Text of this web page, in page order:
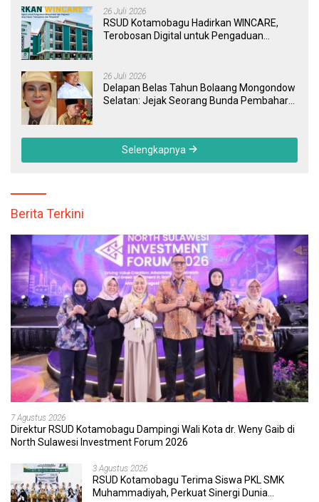
26 Juli 2026
RSUD Kotamobagu Hadirkan WINCARE,
Terobosan Digital untuk Pengaduan
26 Juli 2026
Delapan Belas Tahun Bolaang Mongondow
Selatan: Jejak Seorang Bunda Pembaharu
Selengkapnya
Berita Terkini
7 Agustus 2026
Direktur RSUD Kotamobagu Dampingi Wali Kota dr. Weny Gaib di
North Sulawesi Investment Forum 2026
3 Agustus 2026
RSUD Kotamobagu Terima Siswa PKL SMK
Muhammadiyah, Perkuat Sinergi Dunia